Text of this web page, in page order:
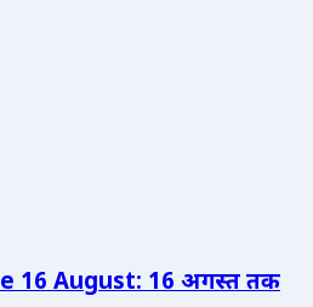
16 August: 16 अगस्त तक